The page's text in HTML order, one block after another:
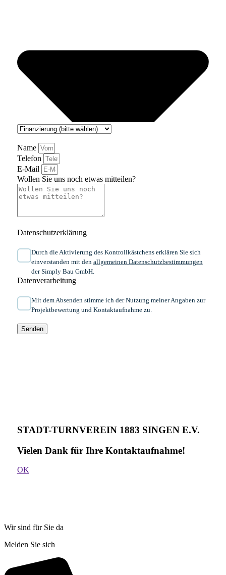
Name
Telefon
E-Mail
Wollen Sie uns noch etwas mitteilen?
Datenschutzerklärung
Durch die Aktivierung des Kontrollkästchens erklären Sie sich
einverstanden mit den allgemeinen ​Daten­schutz­bestim­mungen​​​
der Simply Bau GmbH.
Datenverarbeitung
Mit dem Absenden stimme ich der Nutzung meiner Angaben zur
Projektbewertung und Kontaktaufnahme zu.
Senden
STADT-TURNVEREIN 1883 SINGEN E.V.
Vielen Dank für Ihre Kontakt­aufnahme!
OK
Wir sind für Sie da
Melden Sie sich